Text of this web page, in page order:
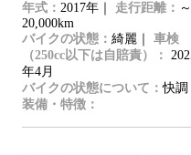
年式： 2017年｜ 走行距離： ～
20,000km
バイクの状態： 綺麗｜ 車検
（250cc以下は自賠責）：
年4月
バイクの状態について：快調
装備・特徴：